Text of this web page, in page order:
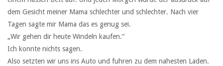
dem Gesicht meiner Mama schlechter und schlechter. Nach vier
Tagen sagte mir Mama das es genug sei.
„Wir gehen dir heute Windeln kaufen.“
Ich konnte nichts sagen.
Also setzten wir uns ins Auto und fuhren zu dem nahesten Laden.